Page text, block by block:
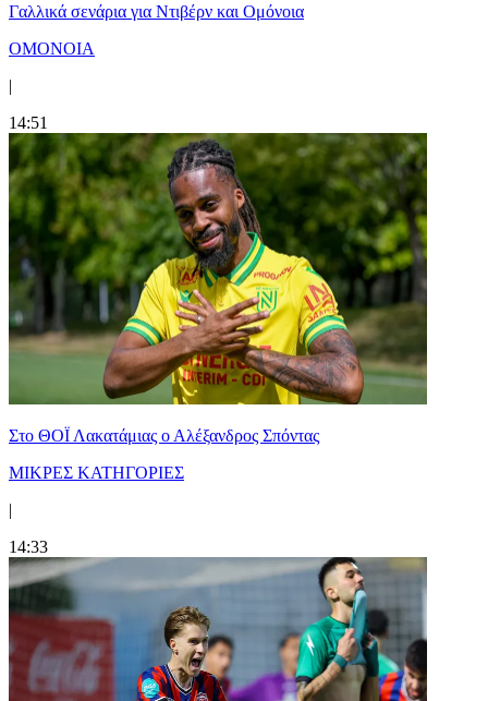
Γαλλικά σενάρια για Ντιβέρν και Ομόνοια
ΟΜΟΝΟΙΑ
|
14:51
Στο ΘΟΪ Λακατάμιας ο Αλέξανδρος Σπόντας
ΜΙΚΡΕΣ ΚΑΤΗΓΟΡΙΕΣ
|
14:33